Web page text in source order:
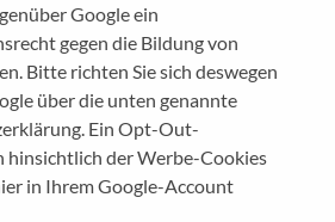
Google ein
gegen die Bildung von
Bitte richten Sie sich deswegen
über die unten genannte
Ein Opt-Out-
hinsichtlich der Werbe-Cookies
in Ihrem Google-Account